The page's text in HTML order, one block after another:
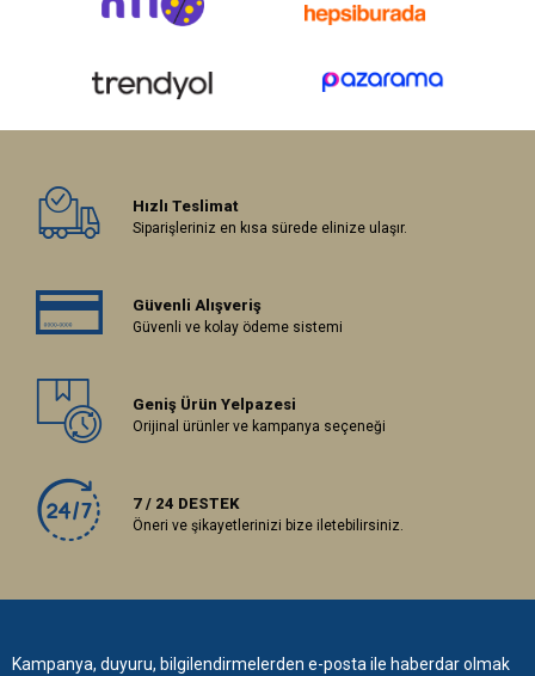
Hızlı Teslimat
Siparişleriniz en kısa sürede elinize ulaşır.
Güvenli Alışveriş
Güvenli ve kolay ödeme sistemi
Geniş Ürün Yelpazesi
Orijinal ürünler ve kampanya seçeneği
7 / 24 DESTEK
Öneri ve şikayetlerinizi bize iletebilirsiniz.
Kampanya, duyuru, bilgilendirmelerden e-posta ile haberdar olmak